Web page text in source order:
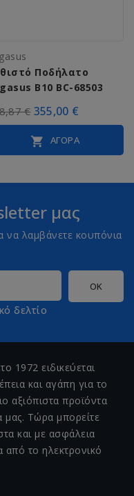
Ποδήλατο
B10 BC-68503
€ 355,00 €
 ΑΓΟΡΆ
μας
να λαμβάνετε κουπόνια
δελτίο
1972 ειδικεύεται
και αγάπη για το
αξιόπιστα προϊόντα
μας. Τώρα μπορείτε
και με ασφάλεια
από το ηλεκτρονικό